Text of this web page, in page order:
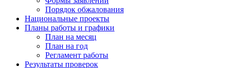
Порядок обжалования
Национальные проекты
Планы работы и графики
План на месяц
План на год
Регламент работы
Результаты проверок